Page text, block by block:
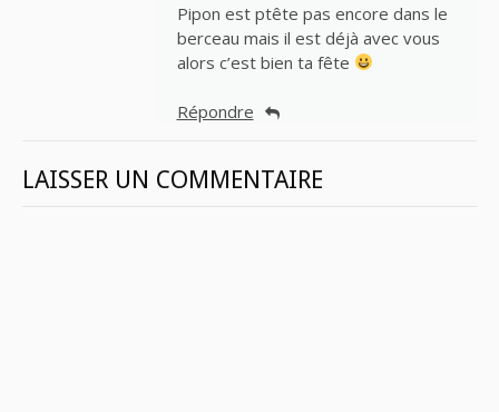
Pipon est ptête pas encore dans le
berceau mais il est déjà avec vous
alors c’est bien ta fête
Répondre
LAISSER UN COMMENTAIRE